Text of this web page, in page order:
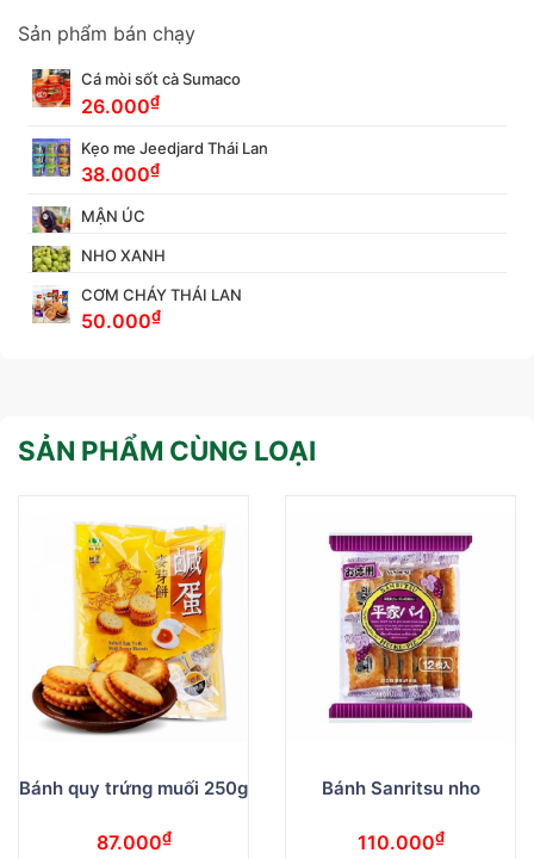
Sản phẩm bán chạy
Cá mòi sốt cà Sumaco
26.000₫
Kẹo me Jeedjard Thái Lan
38.000₫
MẬN ÚC
NHO XANH
CƠM CHÁY THÁI LAN
50.000₫
SẢN PHẨM CÙNG LOẠI
Bánh quy trứng muối 250g
87.000₫
Bánh Sanritsu nho
110.000₫